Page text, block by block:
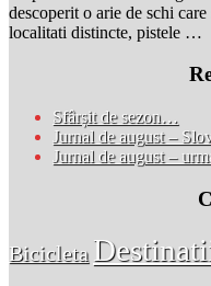
descoperit o arie de schi
localitati distincte, pistele …
Sfârșit de sezon…
Jurnal de august –
Jurnal de august –
Bicicleta